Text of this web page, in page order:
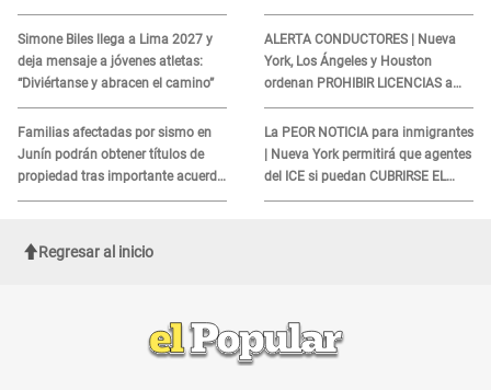
Simone Biles llega a Lima 2027 y
deja mensaje a jóvenes atletas:
“Diviértanse y abracen el camino”
Familias afectadas por sismo en
Junín podrán obtener títulos de
propiedad tras importante acuerdo
de Cofopri
ALERTA CONDUCTORES | Nueva
York, Los Ángeles y Houston
ordenan PROHIBIR LICENCIAS a
quienes no presenten ESTE
DOCUMENTO
La PEOR NOTICIA para inmigrantes
| Nueva York permitirá que agentes
del ICE si puedan CUBRIRSE EL
ROSTRO
Regresar al inicio